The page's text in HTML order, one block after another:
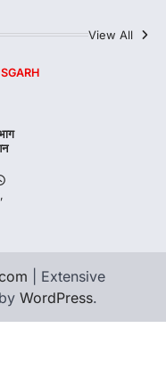
View All
| Extensive
WordPress.